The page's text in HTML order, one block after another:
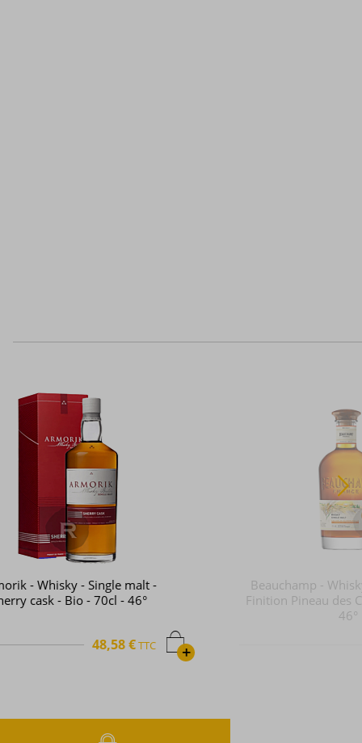
Beauchamp - Whisky - Single Malt -
Pineau des Charentes - 70cl -
40,09 € TTC